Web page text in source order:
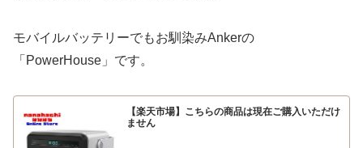
モバイルバッテリーでもお馴染みAnkerの
「PowerHouse」です。
【楽天市場】こちらの商品は現在ご購入いただけ
ません